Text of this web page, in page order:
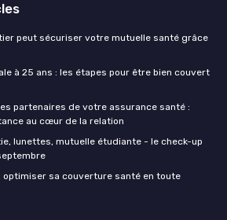
peut sécuriser votre mutuelle santé grâce
à 25 ans : les étapes pour être bien couvert
partenaires de votre assurance santé :
au cœur de la relation
lunettes, mutuelle étudiante - le check-up
optimiser sa couverture santé en toute